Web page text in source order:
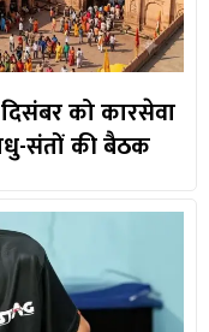
को कारसेवा
संतों की बैठक